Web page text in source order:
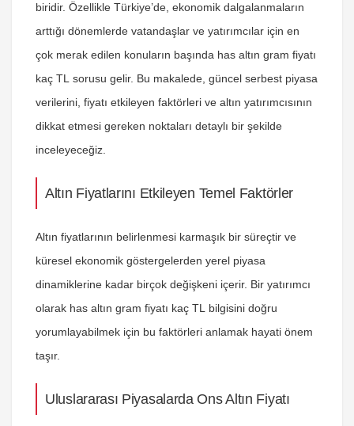
biridir. Özellikle Türkiye’de, ekonomik dalgalanmaların
arttığı dönemlerde vatandaşlar ve yatırımcılar için en
çok merak edilen konuların başında has altın gram fiyatı
kaç TL sorusu gelir. Bu makalede, güncel serbest piyasa
verilerini, fiyatı etkileyen faktörleri ve altın yatırımcısının
dikkat etmesi gereken noktaları detaylı bir şekilde
inceleyeceğiz.
Altın Fiyatlarını Etkileyen Temel Faktörler
Altın fiyatlarının belirlenmesi karmaşık bir süreçtir ve
küresel ekonomik göstergelerden yerel piyasa
dinamiklerine kadar birçok değişkeni içerir. Bir yatırımcı
olarak has altın gram fiyatı kaç TL
bilgisini doğru
yorumlayabilmek için bu faktörleri anlamak hayati önem
taşır.
Uluslararası Piyasalarda Ons Altın Fiyatı